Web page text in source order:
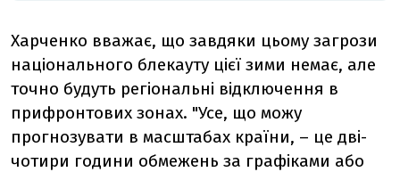
Харченко вважає, що завдяки цьому загрози
національного блекауту цієї зими немає, але
точно будуть регіональні відключення в
прифронтових зонах. "Усе, що можу
прогнозувати в масштабах країни, – це дві-
чотири години обмежень за графіками або